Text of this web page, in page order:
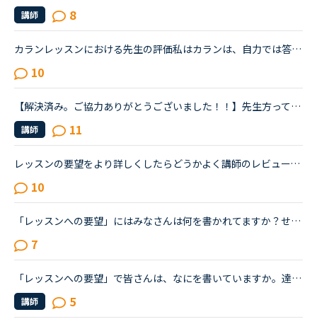
講師 8
カランレッスンにおける先生の評価私はカランは、自力では答えられないので、シャドウイングしています。リードの上手な先生を選んでレッスンを受けますし、逆に、レビューを読んで待つタイプの先生だとわかると...
10
【解決済み。ご協力ありがとうございました！！】先生方って私たちの要望って、読んでくれるのでしょうか？前に要望に、【あまり指摘しないでほしい】と選択肢から選びました。でも、いざレッスンの時に、先生は...
講師 11
レッスンの要望をより詳しくしたらどうかよく講師のレビューで様々な意見を見るのですが、「教材は終わらなかったけど、楽しく会話ができた」という人もいれば、「雑談で最後まで終わらせられず不満」という意見...
10
「レッスンへの要望」にはみなさんは何を書かれてますか？せっかくのこの機能を活用したいのですが、書きたいことが思い浮かびません。
7
「レッスンへの要望」で皆さんは、なにを書いていますか。達成したいことは人によって違いますので、異なると思いますが、是非シェアしていただけたらと思います。
講師 5